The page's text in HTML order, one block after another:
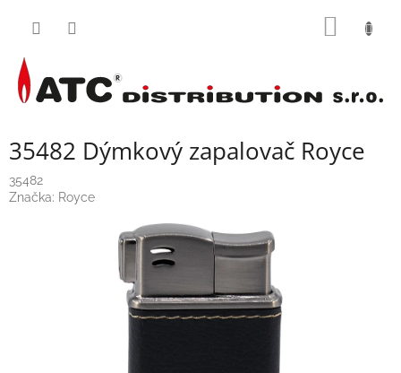
35482 Dýmkový zapalovač Royce
35482
Značka: Royce